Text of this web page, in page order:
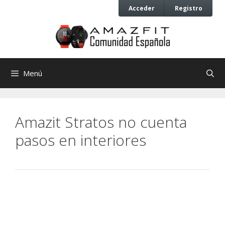
Acceder Registro
Menú
Amazit Stratos no cuenta
pasos en interiores